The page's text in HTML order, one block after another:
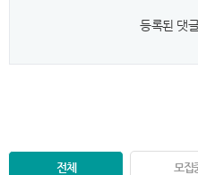
등록된 댓
전체 모집